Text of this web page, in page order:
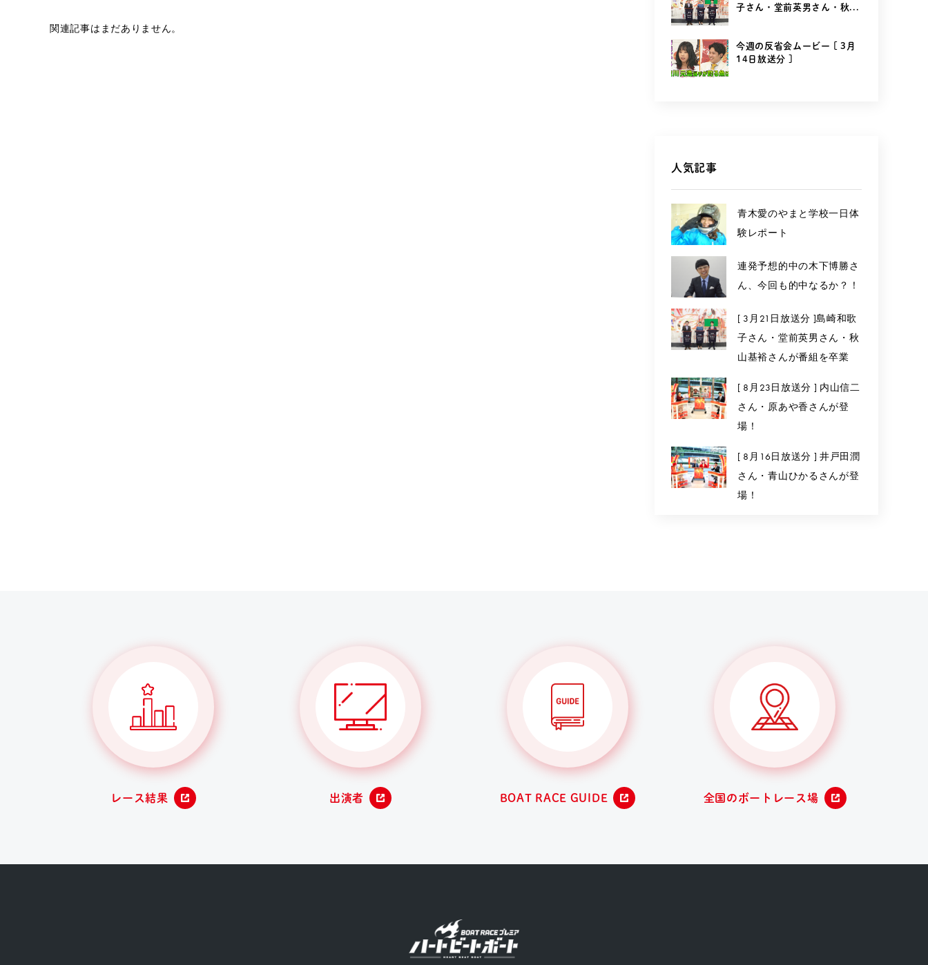
関連記事はまだありません。
子さん・堂前英男さん・秋...
今週の反省会ムービー [ 3月
14日放送分 ]
人気記事
青木愛のやまと学校一日体
験レポート
連発予想的中の木下博勝さ
ん、今回も的中なるか？！
[ 3月21日放送分 ]島崎和歌
子さん・堂前英男さん・秋
山基裕さんが番組を卒業
[ 8月23日放送分 ] 内山信二
さん・原あや香さんが登
場！
[ 8月16日放送分 ] 井戸田潤
さん・青山ひかるさんが登
場！
レース結果 出演者 BOAT RACE GUIDE 全国のボートレース場